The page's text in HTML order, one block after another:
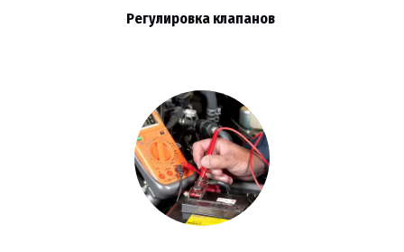
Регулировка клапанов